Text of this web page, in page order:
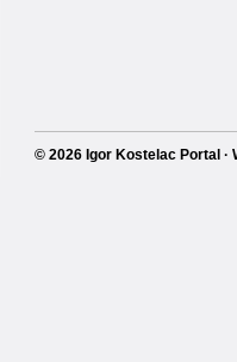
© 2026 Igor Kostelac Portal